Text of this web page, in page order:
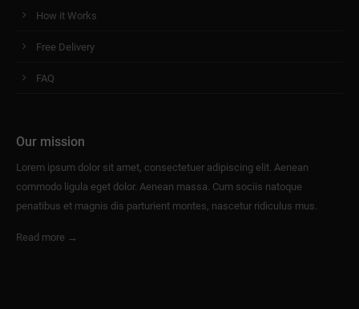
How it Works
Free Delivery
FAQ
Our mission
Lorem ipsum dolor sit amet, consectetuer adipiscing elit. Aenean
commodo ligula eget dolor. Aenean massa. Cum sociis natoque
penatibus et magnis dis parturient montes, nascetur ridiculus mus.
Read more →